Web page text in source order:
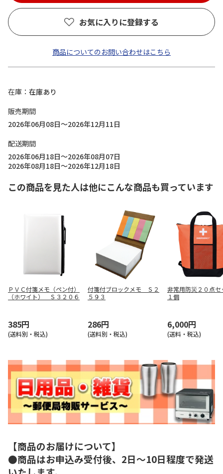
お気に入りに登録する
商品についてのお問い合わせはこちら
在庫
在庫あり
販売期間
2026年06月08日～2026年12月11日
配送期間
2026年06月18日～2026年08月07日
2026年08月18日～2026年12月18日
この商品を見た人は他にこんな商品も買っています
ＰＶＣ付箋メモ（ペン付）
（ホワイト） Ｓ３２０６
385円
(送料別・税込)
付箋付ブロックメモ Ｓ２
５９３
286円
(送料別・税込)
非常用防災２０点
１個
6,000円
(送料・税込)
【商品のお届けについて】
●商品はお申込み受付後、2日～10日程度で発送